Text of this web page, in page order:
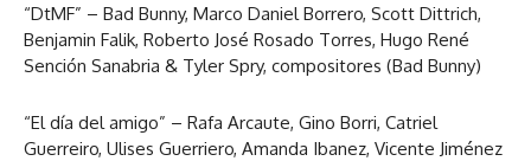
“DtMF” – Bad Bunny, Marco Daniel Borrero, Scott Dittrich,
Benjamin Falik, Roberto José Rosado Torres, Hugo René
Sención Sanabria & Tyler Spry, compositores (Bad Bunny)
“El día del amigo” – Rafa Arcaute, Gino Borri, Catriel
Guerreiro, Ulises Guerriero, Amanda Ibanez, Vicente Jiménez